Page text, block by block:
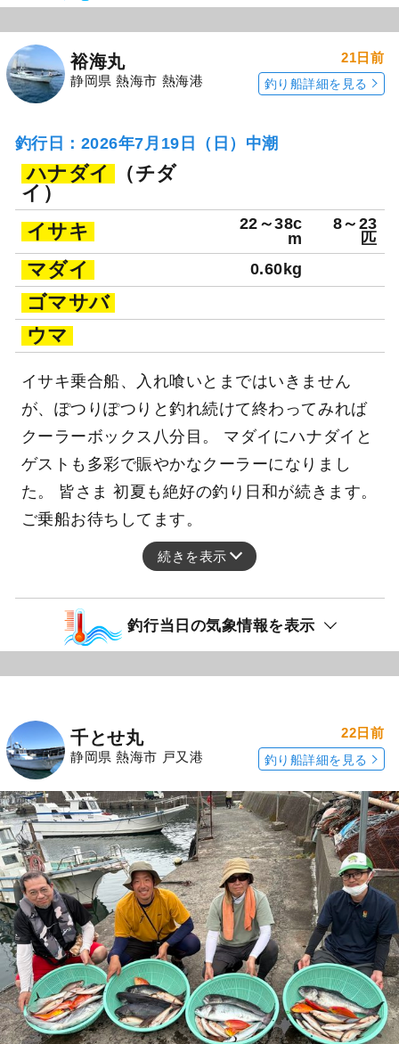
裕海丸
静岡県 熱海市 熱海港
21日前
釣り船詳細を見る
釣行日：2026年7月19日（日）中潮
ハナダイ
（チダ
イ）
イサキ
22～38c
m
8～23
匹
マダイ 0.60kg
ゴマサバ
ウマ
イサキ乗合船、入れ喰いとまではいきません
が、ぽつりぽつりと釣れ続けて終わってみれば
クーラーボックス八分目。 マダイにハナダイと
ゲストも多彩で賑やかなクーラーになりまし
た。 皆さま 初夏も絶好の釣り日和が続きます。
ご乗船お待ちしてます。
続きを表示
釣行当日の気象情報を表示
千とせ丸
静岡県 熱海市 戸又港
22日前
釣り船詳細を見る